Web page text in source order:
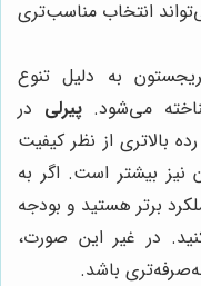
انتخاب مناسب‌تری
به دلیل تنوع
می‌شود.پیرلی در
بالاتری از نظر کیفیت
نیز بیشتر است. اگر به
برتر هستید و بودجه
در غیر این صورت،
باشد.